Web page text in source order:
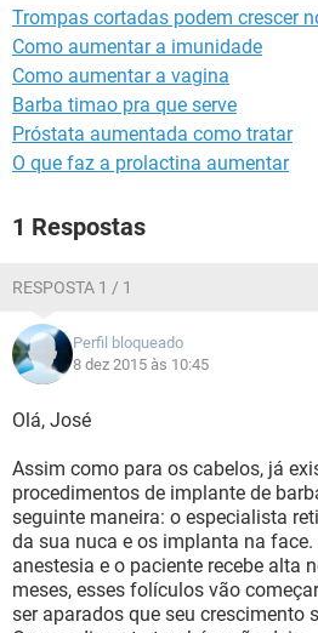
Trompas cortadas podem crescer
Como aumentar a imunidade
Como aumentar a vagina
Barba timao pra que serve
Próstata aumentada como tratar
O que faz a prolactina aumentar
1 Respostas
RESPOSTA 1 / 1
Perfil bloqueado
8 dez 2015 às 10:45
Olá, José
Assim como para os cabelos, já
procedimentos de implante de
seguinte maneira: o especialista
da sua nuca e os implanta na
anestesia e o paciente recebe alta
meses, esses folículos vão
ser aparados que seu crescimento